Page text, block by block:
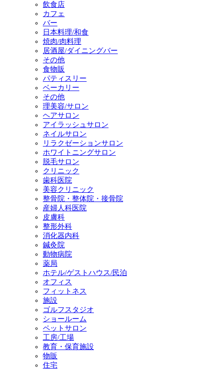
飲食店
カフェ
バー
日本料理/和食
焼肉/肉料理
居酒屋/ダイニングバー
その他
食物販
パティスリー
ベーカリー
その他
理美容/サロン
ヘアサロン
アイラッシュサロン
ネイルサロン
リラクゼーションサロン
ホワイトニングサロン
脱毛サロン
クリニック
歯科医院
美容クリニック
整骨院・整体院・接骨院
産婦人科医院
皮膚科
整形外科
消化器内科
鍼灸院
動物病院
薬局
ホテル/ゲストハウス/民泊
オフィス
フィットネス
施設
ゴルフスタジオ
ショールーム
ペットサロン
工房/工場
教育・保育施設
物販
住宅